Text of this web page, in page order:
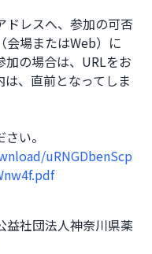
レスへ、参加の可否
会場またはWeb）に
加の場合は、URLをお
、直前となってしま
uRNGDbenScp
益社団法人神奈川県薬